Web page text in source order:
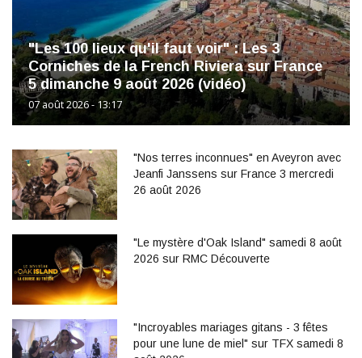
"Les 100 lieux qu'il faut voir" : Les 3
Corniches de la French Riviera sur France
5 dimanche 9 août 2026 (vidéo)
07 août 2026 - 13:17
"Nos terres inconnues" en Aveyron avec
Jeanfi Janssens sur France 3 mercredi
26 août 2026
"Le mystère d'Oak Island" samedi 8 août
2026 sur RMC Découverte
"Incroyables mariages gitans - 3 fêtes
pour une lune de miel" sur TFX samedi 8